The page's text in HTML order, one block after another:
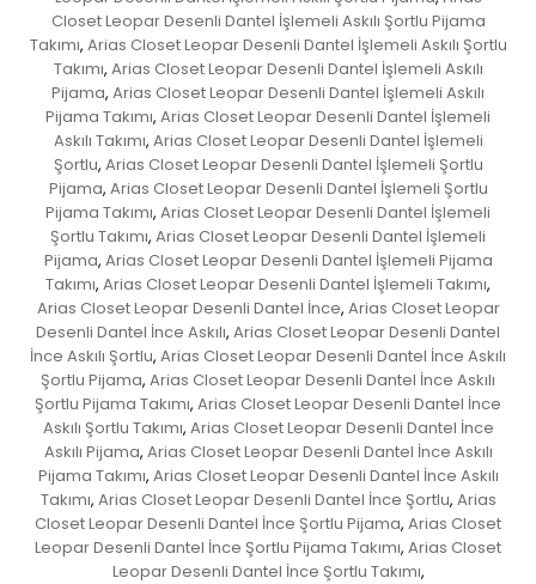
Closet Leopar Desenli Dantel İşlemeli Askılı Şortlu Pijama
Takımı, Arias Closet Leopar Desenli Dantel İşlemeli Askılı Şortlu
Takımı, Arias Closet Leopar Desenli Dantel İşlemeli Askılı
Pijama, Arias Closet Leopar Desenli Dantel İşlemeli Askılı
Pijama Takımı, Arias Closet Leopar Desenli Dantel İşlemeli
Askılı Takımı, Arias Closet Leopar Desenli Dantel İşlemeli
Şortlu, Arias Closet Leopar Desenli Dantel İşlemeli Şortlu
Pijama, Arias Closet Leopar Desenli Dantel İşlemeli Şortlu
Pijama Takımı, Arias Closet Leopar Desenli Dantel İşlemeli
Şortlu Takımı, Arias Closet Leopar Desenli Dantel İşlemeli
Pijama, Arias Closet Leopar Desenli Dantel İşlemeli Pijama
Takımı, Arias Closet Leopar Desenli Dantel İşlemeli Takımı,
Arias Closet Leopar Desenli Dantel İnce, Arias Closet Leopar
Desenli Dantel İnce Askılı, Arias Closet Leopar Desenli Dantel
İnce Askılı Şortlu, Arias Closet Leopar Desenli Dantel İnce Askılı
Şortlu Pijama, Arias Closet Leopar Desenli Dantel İnce Askılı
Şortlu Pijama Takımı, Arias Closet Leopar Desenli Dantel İnce
Askılı Şortlu Takımı, Arias Closet Leopar Desenli Dantel İnce
Askılı Pijama, Arias Closet Leopar Desenli Dantel İnce Askılı
Pijama Takımı, Arias Closet Leopar Desenli Dantel İnce Askılı
Takımı, Arias Closet Leopar Desenli Dantel İnce Şortlu, Arias
Closet Leopar Desenli Dantel İnce Şortlu Pijama, Arias Closet
Leopar Desenli Dantel İnce Şortlu Pijama Takımı, Arias Closet
Leopar Desenli Dantel İnce Şortlu Takımı,